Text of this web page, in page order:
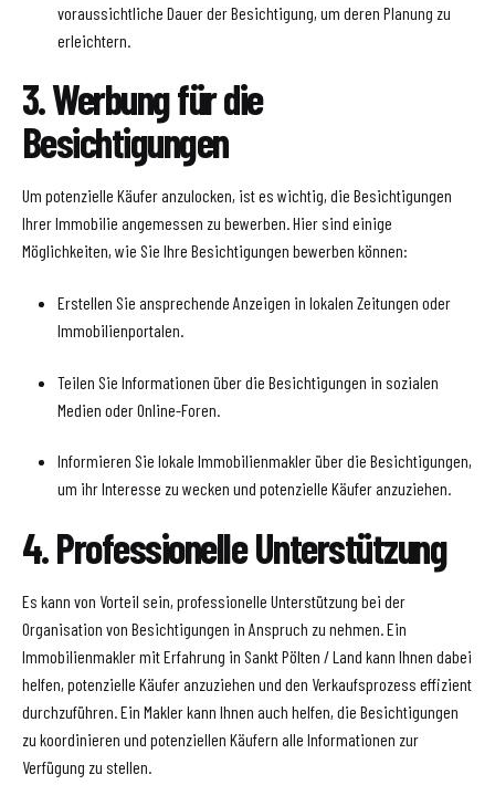
voraussichtliche Dauer der Besichtigung, um deren Planung zu
erleichtern.
3. Werbung für die
Besichtigungen
Um potenzielle Käufer anzulocken, ist es wichtig, die Besichtigungen
Ihrer Immobilie angemessen zu bewerben. Hier sind einige
Möglichkeiten, wie Sie Ihre Besichtigungen bewerben können:
Erstellen Sie ansprechende Anzeigen in lokalen Zeitungen oder
Immobilienportalen.
Teilen Sie Informationen über die Besichtigungen in sozialen
Medien oder Online-Foren.
Informieren Sie lokale Immobilienmakler über die Besichtigungen,
um ihr Interesse zu wecken und potenzielle Käufer anzuziehen.
4. Professionelle Unterstützung
Es kann von Vorteil sein, professionelle Unterstützung bei der
Organisation von Besichtigungen in Anspruch zu nehmen. Ein
Immobilienmakler mit Erfahrung in Sankt Pölten / Land kann Ihnen dabei
helfen, potenzielle Käufer anzuziehen und den Verkaufsprozess effizient
durchzuführen. Ein Makler kann Ihnen auch helfen, die Besichtigungen
zu koordinieren und potenziellen Käufern alle Informationen zur
Verfügung zu stellen.